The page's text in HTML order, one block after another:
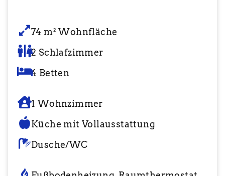
74 m² Wohnfläche
2 Schlafzimmer
4 Betten
1 Wohnzimmer
Küche mit Vollausstattung
Dusche/WC